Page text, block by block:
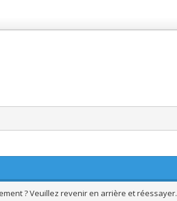
? Veuillez revenir en arrière et réessayer.